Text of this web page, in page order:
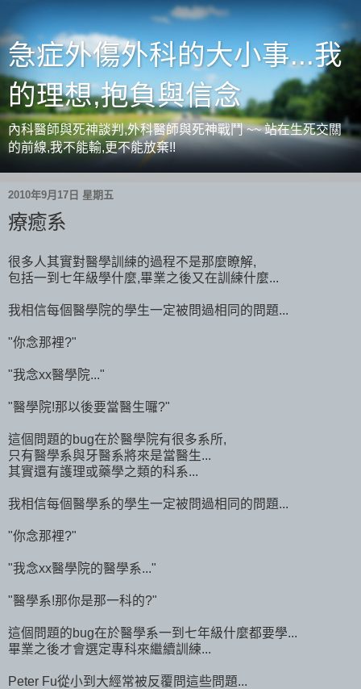
急症外傷外科的大小事...我
的理想,抱負與信念
內科醫師與死神談判,外科醫師與死神戰鬥 ~~ 站在生死交關
的前線,我不能輸,更不能放棄!!
2010年9月17日 星期五
療癒系
很多人其實對醫學訓練的過程不是那麼瞭解,
包括一到七年級學什麼,畢業之後又在訓練什麼...
我相信每個醫學院的學生一定被問過相同的問題...
"你念那裡?"
"我念xx醫學院..."
"醫學院!那以後要當醫生囉?"
這個問題的bug在於醫學院有很多系所,
只有醫學系與牙醫系將來是當醫生...
其實還有護理或藥學之類的科系...
我相信每個醫學系的學生一定被問過相同的問題...
"你念那裡?"
"我念xx醫學院的醫學系..."
"醫學系!那你是那一科的?"
這個問題的bug在於醫學系一到七年級什麼都要學...
畢業之後才會選定專科來繼續訓練...
Peter Fu從小到大經常被反覆問這些問題...